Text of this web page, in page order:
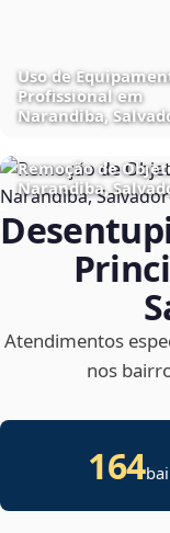
Uso de
Profissional em
Narandiba,
Remoção de
Narandiba,
Atendimentos
nos
164